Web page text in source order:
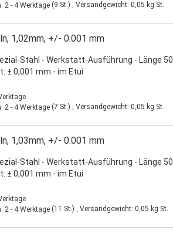
(9 St.) , Versandgewicht: 0,05 kg St.
1,02mm, +/- 0.001 mm
Stahl - Werkstatt-Ausführung - Länge 50
± 0,001 mm - im Etui
(7 St.) , Versandgewicht: 0,05 kg St.
1,03mm, +/- 0.001 mm
Stahl - Werkstatt-Ausführung - Länge 50
± 0,001 mm - im Etui
(11 St.) , Versandgewicht: 0,05 kg St.